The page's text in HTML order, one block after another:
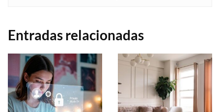
Entradas relacionadas